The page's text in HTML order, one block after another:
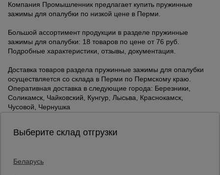
Компания Промышленник предлагает купить пружинные
зажимы для опалубки по низкой цене в Перми.
Большой ассортимент продукции в разделе пружинные
зажимы для опалубки: 18 товаров по цене от 76 руб.
Подробные характеристики, отзывы, документация.
Доставка товаров раздела пружинные зажимы для опалубки
осуществляется со склада в Перми по Пермскому краю.
Оперативная доставка в следующие города: Березники,
Соликамск, Чайковский, Кунгур, Лысьва, Краснокамск,
Чусовой, Чернушка
Выберите склад отгрузки
Беларусь